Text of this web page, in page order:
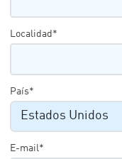
Localidad*
País*
E-mail*